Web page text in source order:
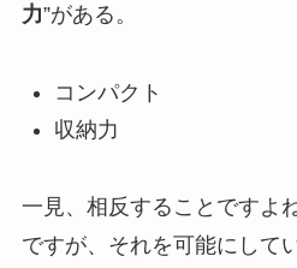
力”がある。
コンパクト
収納力
一見、相反することですよね
ですが、それを可能にして